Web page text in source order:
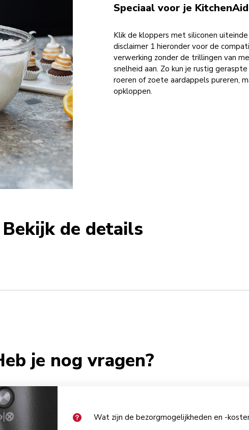
Speciaal voor je
Klik de kloppers met siliconen
disclaimer 1 hieronder voor de
verwerking zonder de trillingen van
snelheid aan. Zo kun je rustig
roeren of zoete aardappels pureren,
opkloppen.
Bekijk de details
je nog vragen?
Wat zijn de bezorgmogelijkheden en -